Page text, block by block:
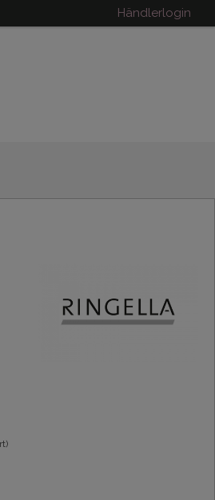
Händlerlogin